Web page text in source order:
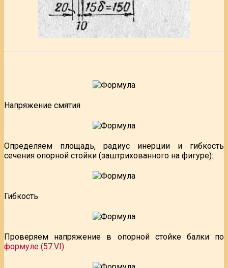
Напряжение смятия
Определяем площадь, радиус инерции и гибкость
сечения опорной стойки (заштрихованного на фигуре):
Гибкость
Проверяем напряжение в опорной стойке балки по
формуле (57.VI)